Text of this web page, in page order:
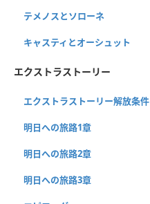
テメノスとソローネ
キャスティとオーシュット
エクストラストーリー
エクストラストーリー解放条件
明日への旅路1章
明日への旅路2章
明日への旅路3章